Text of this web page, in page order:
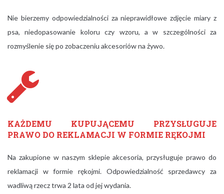
Nie bierzemy odpowiedzialności za nieprawidłowe zdjęcie miary z
psa, niedopasowanie koloru czy wzoru, a w szczególności za
rozmyślenie się po zobaczeniu akcesoriów na żywo.
KAŻDEMU KUPUJĄCEMU PRZYSŁUGUJE
PRAWO DO REKLAMACJI W FORMIE RĘKOJMI
Na zakupione w naszym sklepie akcesoria, przysługuje prawo do
reklamacji w formie rękojmi. Odpowiedzialność sprzedawcy za
wadliwą rzecztrwa 2 lata od jej wydania.